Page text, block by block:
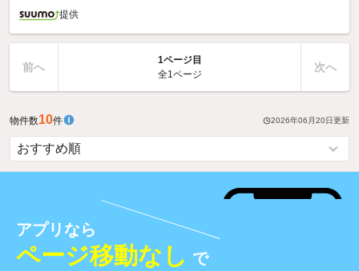
提供
前へ
1ページ目
全1ページ
次へ
物件数10件 2026年06月20日 更新
アプリなら
ページ移動なし で